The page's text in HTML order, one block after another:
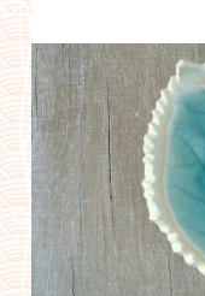
a propos
boutiques
contact
politique